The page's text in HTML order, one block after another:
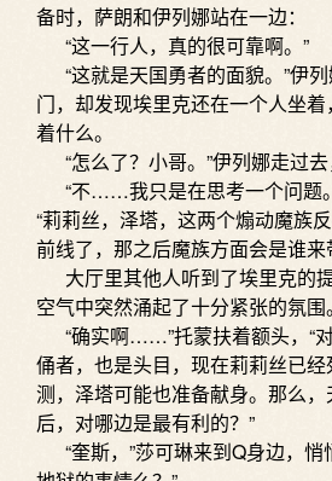
备时，萨朗和伊列娜站在一边：
“这一行人，真的很可靠啊。”
“这就是天国勇者的面貌。”伊
门，却发现埃里克还在一个人坐
着什么。
“怎么了？小哥。”伊列娜走过去
“不……我只是在思考一个问题。
“莉莉丝，泽塔，这两个煽动魔族
前线了，那之后魔族方面会是谁来
大厅里其他人听到了埃里克的提
空气中突然涌起了十分紧张的氛围。
“确实啊……”托蒙扶着额头，“
俑者，也是头目，现在莉莉丝已
测，泽塔可能也准备献身。那么
后，对哪边是最有利的？”
“奎斯，”莎可琳来到Q身边，悄